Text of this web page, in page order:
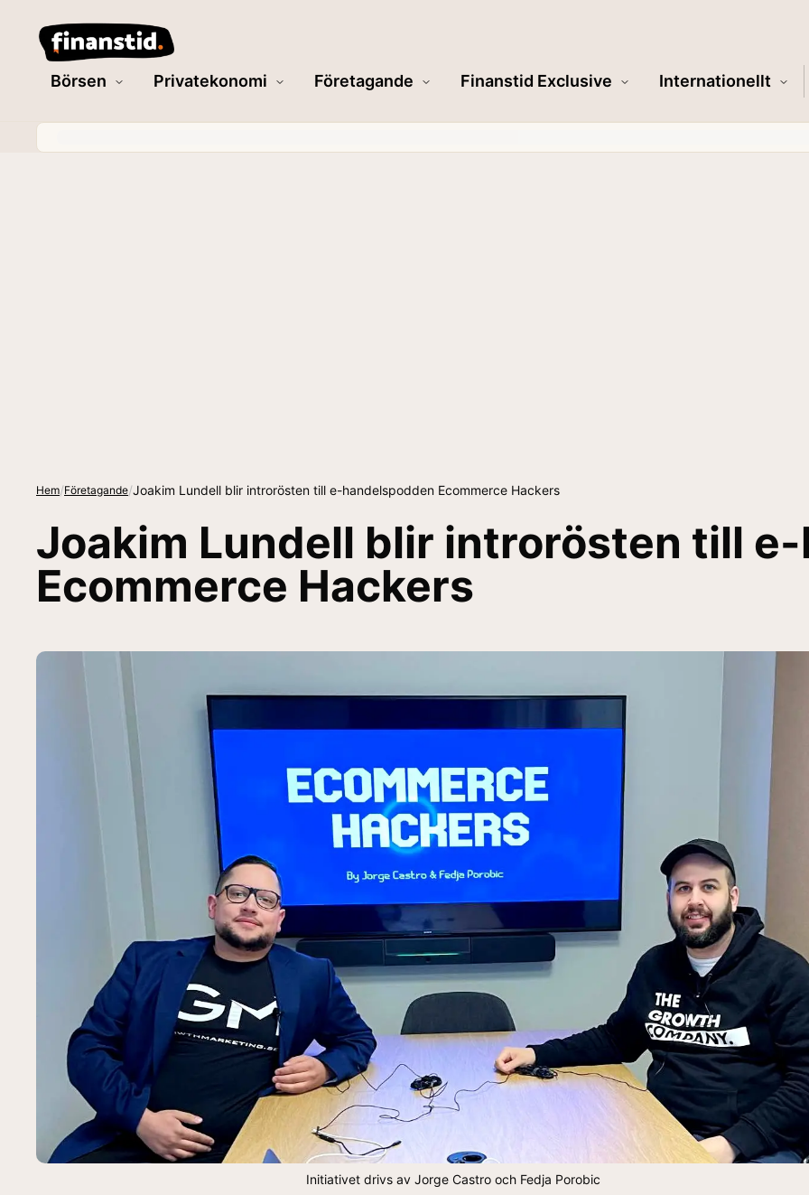
Börsen Privatekonomi Företagande Finanstid Exclusive Internationellt
Hem/Företagande/Joakim Lundell blir introrösten till e-handelspodden Ecommerce Hackers
Joakim Lundell blir introrösten till
Ecommerce Hackers
Initiativet drivs av Jorge Castro och Fedja Porobic